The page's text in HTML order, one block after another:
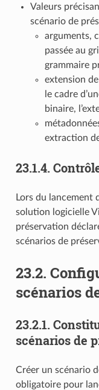
Valeurs
scénario de
arguments,
passée au
grammaire
extension
le cadre
binaire,
extraction
23.1.4.
Lors du lancement
solution logicielle
préservation
scénarios de
23.2.
scénarios
23.2.1.
scénarios de
Créer un scénario
obligatoire pour